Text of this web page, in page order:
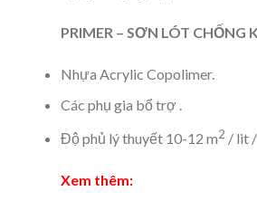
PRIMER – SƠN LÓT CHỐNG
Nhựa Acrylic Copolimer.
Các phụ gia bổ trợ .
Độ phủ lý thuyết 10-12 m2 / lit
Xem thêm: